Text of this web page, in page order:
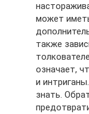
может
также
означает,
и
знать.